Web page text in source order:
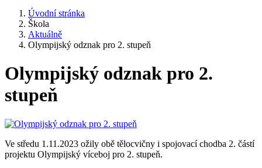
Úvodní stránka
Škola
Aktuálně
Olympijský odznak pro 2. stupeň
Olympijský odznak pro 2.
stupeň
Ve středu 1.11.2023 ožily obě tělocvičny i spojovací chodba 2. částí
projektu Olympijský víceboj pro 2. stupeň.